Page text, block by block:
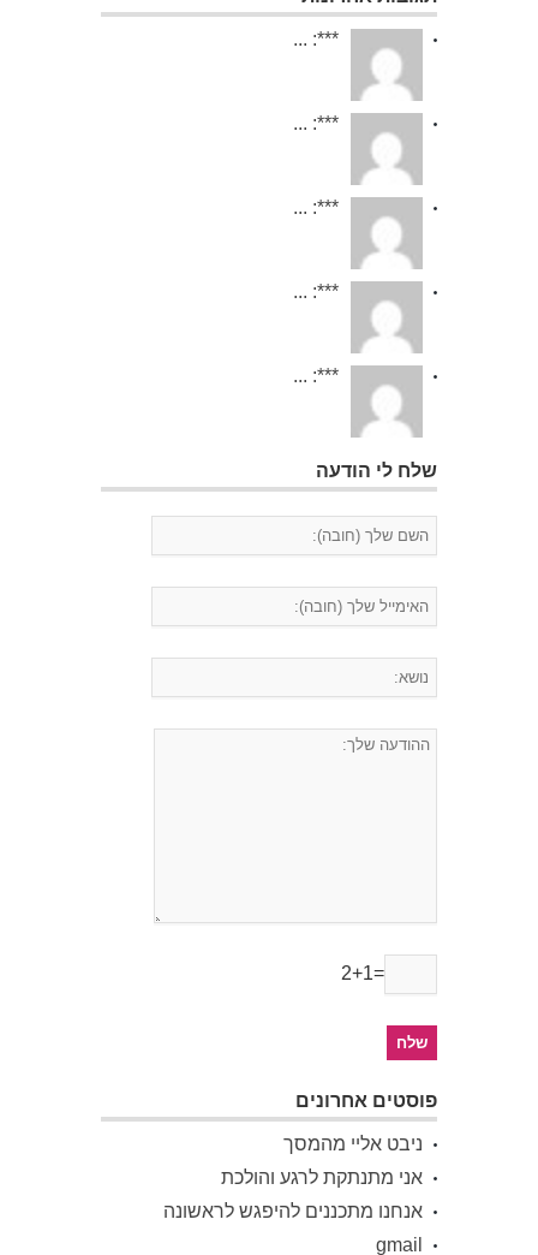
***: ...
***: ...
***: ...
***: ...
***: ...
שלח לי הודעה
2+1=
פוסטים אחרונים
ניבט אליי מהמסך
אני מתנתקת לרגע והולכת
אנחנו מתכננים להיפגש לראשונה
gmail